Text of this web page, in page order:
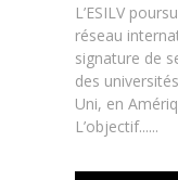
L’ESILV
réseau
signature de
des
Uni, en
L’objectif......